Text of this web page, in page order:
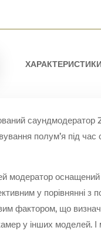
ХАРАКТЕРИСТИКИ
полум’я під
модератор оснащений
у порівнянні з
фактором, що
у інших моделей.